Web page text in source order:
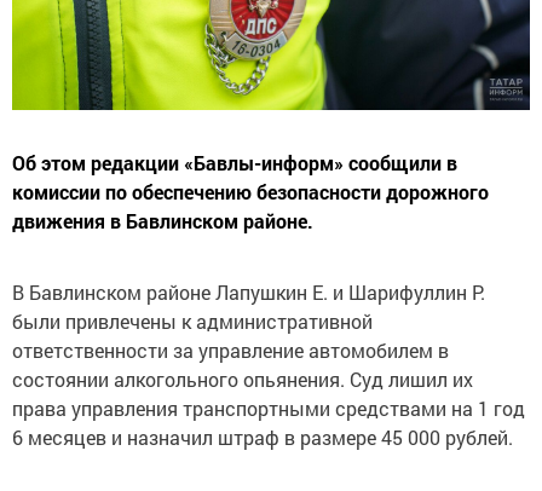
Об этом редакции «Бавлы-информ» сообщили в
комиссии по обеспечению безопасности дорожного
движения в Бавлинском районе.
В Бавлинском районе Лапушкин Е. и Шарифуллин Р.
были привлечены к административной
ответственности за управление автомобилем в
состоянии алкогольного опьянения. Суд лишил их
права управления транспортными средствами на 1 год
6 месяцев и назначил штраф в размере 45 000 рублей.